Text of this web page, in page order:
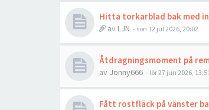
Hitta torkarblad bak med
av LJN - sön 12 jul 2026, 20:02
Åtdragningsmoment på
av Jonny666 - lör 27 jun 2026,
Fått rostfläck på vänster